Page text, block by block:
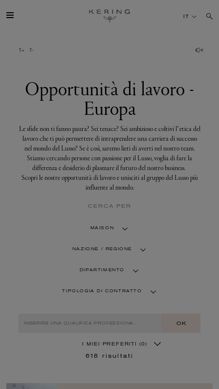
lavoro
SOSTENIBILITÀ
FINANCE
MEDIA
IT
Opportunità di lavoro -
Europa
Le sfide non ti fanno paura? Sei tenace? Sei ambizioso e coltivi l’etica del
lavoro che ti può permettere di intraprendere una carriera di successo
nel mondo del Lusso? Se è così, saremo lieti di averti nel nostro team.
Stiamo cercando persone con passione per il Lusso, voglia di fare la
differenza e desiderio di plasmare il futuro del nostro business.
Scopri le nostre opportunità di lavoro e unisciti al gruppo del Lusso più
influente al mondo.
CERCA PER
MAISON
NAZIONE / REGIONE
DIPARTIMENTO
TIPOLOGIA DI CONTRATTO
OK
I MIEI PREFERITI (0)
618 risultati